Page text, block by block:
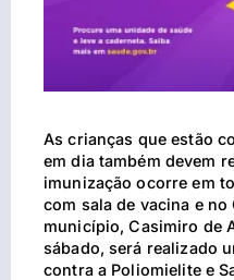
As crianças que estão
em dia também devem
imunização ocorre em
com sala de vacina e no
município, Casimiro de
sábado, será realizado
contra a Poliomielite e